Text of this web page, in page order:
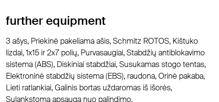
further equipment
3 ašys, Priekinė pakeliama ašis, Schmitz ROTOS, Kištuko
lizdai, 1x15 ir 2x7 polių, Purvasaugiai, Stabdžių antiblokavimo
sistema (ABS), Diskiniai stabdžiai, Susukamas stogo tentas,
Elektroninė stabdžių sistema (EBS), raudona, Orinė pakaba,
Lieti ratlankiai, Galinis bortas uždaromas iš išorės,
Sulankstoma apsauga nuo palindimo,